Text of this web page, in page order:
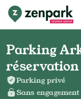
Parking
Parking privé
Sans engagement